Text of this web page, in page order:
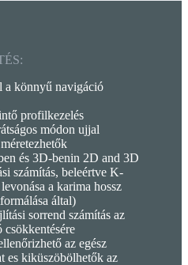
a könnyű navigáció
profilkezelés
módon ujjal
és 3D-benin 2D and 3D
számítás, beleértve K-
a karima hossz
által)
sorrend számítás az
csökkentésére
az egész
es kiküszöbölhetők az